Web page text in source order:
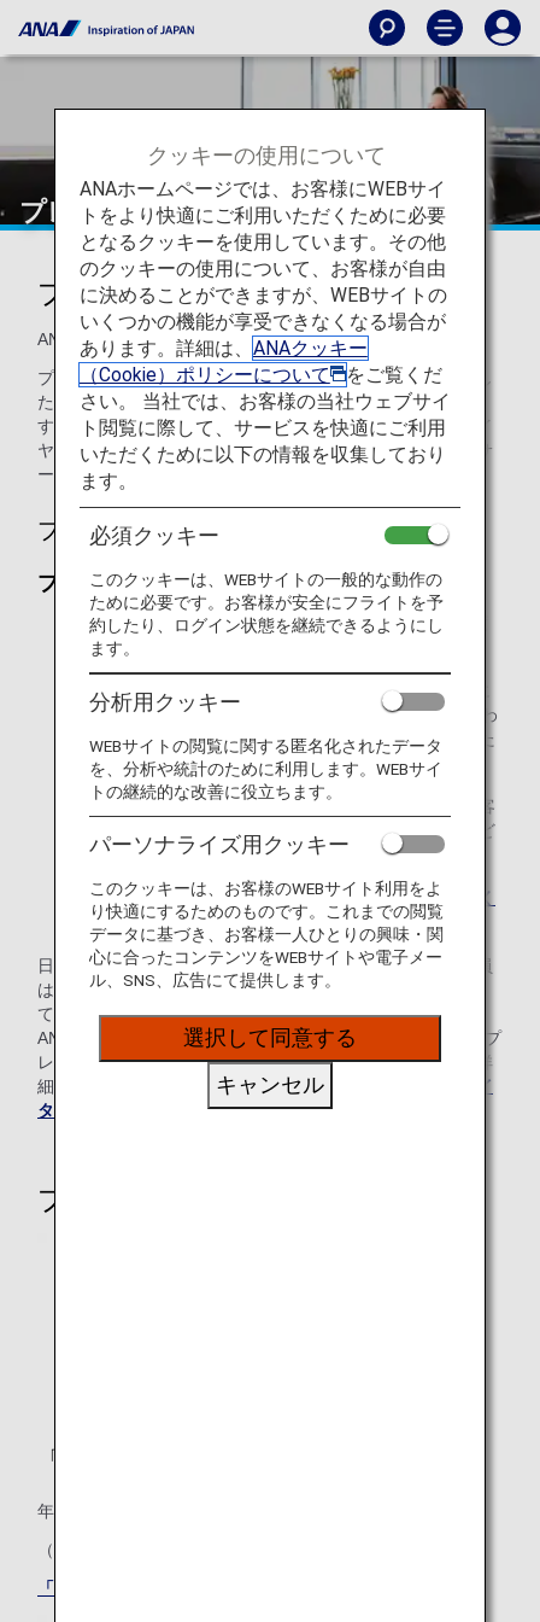
プレミアムメンバーサービス
プレミアムメンバーサービス
ANAをご利用いただくほど、特典がより豪華に！
プレミアムメンバーのお客様には、ご旅行をより一層充実し
たものとするために、さまざまな特典をご用意しておりま
す。メンバーシップステイタス（ブロンズ・プラチナ・ダイ
ヤモンド）をランクアップさせて、より多くの特典や限定サ
ービスでお楽しみください。
プレミアムメンバーシップについて
プレミアムポイント
1年間で獲得したプレミアムポイントに応じて、翌年度
のプレミアムステイタスを決定いたします。
毎年1月から12月に獲得したプレミアムポイントの数に
応じて翌年度のステイタスが決定し、4月から1年間にわ
たって「プレミアムメンバーサービス」をお楽しみいた
だけます。
プレミアムポイントは、マイルとは別に積算され、お客
様のご搭乗時のマイル数、ご予約クラス、運賃種別など
に応じて、計算されます。
プレミアムポイントについて、詳しくはこちらをご覧く
ださい。
日本発行のANAカードをお持ちのANAマイレージクラブ会員
は、飛行機のご利用による獲得プレミアムポイントに加え
て、ライフソリューションサービスの利用数とANAカード・
ANA Pay決済額を合わせた3つの条件を全て達成することでプ
レミアムメンバーステイタスを獲得することもできます。詳
細は
「ライフソリューションサービス利用が多い方のステイ
タス獲得条件」
をご覧ください。
プレミアムメンバーステイタス
「ブロンズサービス」メンバー
年間プレミアムポイント: 30,000
（うちANAグループ運航便ご利用分 15,000）
「ブロンズサービス」メンバー特典はこちら
クッキーの使用について
ANAホームページでは、お客様にWEBサイ
トをより快適にご利用いただくために必要
となるクッキーを使用しています。その他
のクッキーの使用について、お客様が自由
に決めることができますが、WEBサイトの
いくつかの機能が享受できなくなる場合が
あります。詳細は、 ANAクッキー
（Cookie）ポリシーについて
をご覧くだ
さい。 当社では、お客様の当社ウェブサイ
ト閲覧に際して、サービスを快適にご利用
いただくために以下の情報を収集しており
ます。
必須クッキー
このクッキーは、WEBサイトの一般的な動作の
ために必要です。お客様が安全にフライトを予
約したり、ログイン状態を継続できるようにし
ます。
分析用クッキー
WEBサイトの閲覧に関する匿名化されたデータ
を、分析や統計のために利用します。WEBサイ
トの継続的な改善に役立ちます。
パーソナライズ用クッキー
このクッキーは、お客様のWEBサイト利用をよ
り快適にするためのものです。これまでの閲覧
データに基づき、お客様一人ひとりの興味・関
心に合ったコンテンツをWEBサイトや電子メー
ル、SNS、広告にて提供します。
選択して同意する
キャンセル